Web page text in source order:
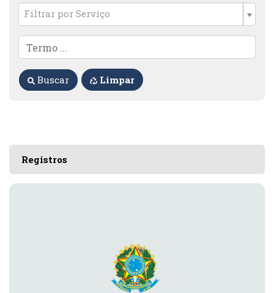
Registros
Filtrar por Serviço
Buscar Limpar